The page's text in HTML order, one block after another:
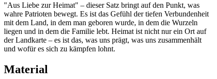
"Aus Liebe zur Heimat" – dieser Satz bringt auf den Punkt, was
wahre Patrioten bewegt. Es ist das Gefühl der tiefen Verbundenheit
mit dem Land, in dem man geboren wurde, in dem die Wurzeln
liegen und in dem die Familie lebt. Heimat ist nicht nur ein Ort auf
der Landkarte – es ist das, was uns prägt, was uns zusammenhält
und wofür es sich zu kämpfen lohnt.
Material